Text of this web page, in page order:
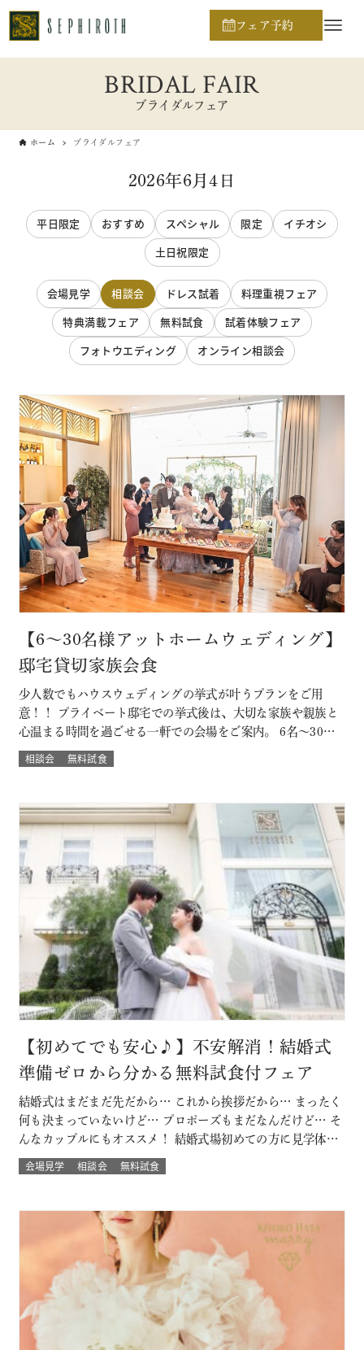
フェア予約
BRIDAL FAIR
ブライダルフェア
ホーム ブライダルフェア
2026年6月4日
平日限定 おすすめ スペシャル 限定
イチオシ
土日祝限定
会場見学 相談会 ドレス試着
料理重視フェア
特典満載フェア
無料試食
試着体験フェア
フォトウエディング
オンライン相談会
【6～30名様アットホームウェディング】
邸宅貸切家族会食
少人数でもハウスウェディングの挙式が叶うプランをご用
意！！ プライベート邸宅での挙式後は、大切な家族や親族と
心温まる時間を過ごせる一軒での会場をご案内。 6名～30名
様までご案内OK このフェアに含まれるコンテンツ SPECIAL
BENEFITS HPからフェア予約された方限定のご来館特典 特
内容は来…
相談会 無料試食
【初めてでも安心♪】不安解消！結婚式
準備ゼロから分かる無料試食付フェア
結婚式はまだまだ先だから… これから挨拶だから… まったく
何も決まっていないけど… プロポーズもまだなんだけど… そ
んなカップルにもオススメ！ 結婚式場初めての方に見学体験
ウェディング試食も結婚式の挙式体験も披露宴演出体験
も！！ いろいろな体験が気軽にできるよくばりフェア♪ 結婚
当日の過ごし方も体験して…
会場見学 相談会 無料試食